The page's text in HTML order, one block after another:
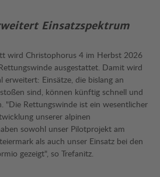
Einsatzspektrum
wird Christophorus 4 im Herbst 2026
ausgestattet. Damit wird
Einsätze, die bislang an
sind, können künftig schnell und
"Die Rettungswinde ist ein wesentlicher
unserer alpinen
sowohl unser Pilotprojekt am
als auch unser Einsatz bei den
gezeigt", so Trefanitz.